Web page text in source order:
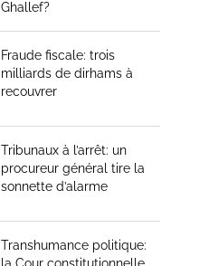
Ghallef?
Fraude fiscale: trois
milliards de dirhams à
recouvrer
Tribunaux à l’arrêt: un
procureur général tire la
sonnette d’alarme
Transhumance politique: